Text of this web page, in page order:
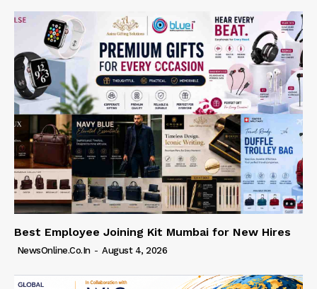
Best Employee Joining Kit Mumbai for New Hires
NewsOnline.co.in - August 4, 2026